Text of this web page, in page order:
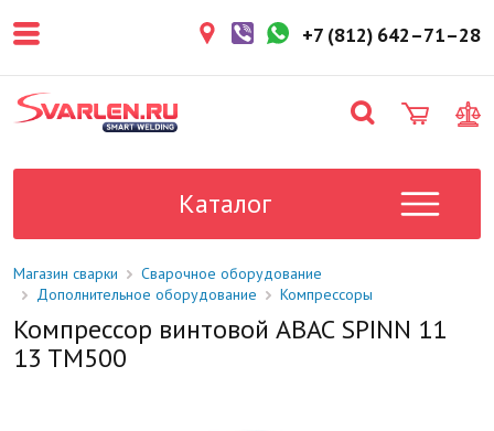
более 3 рабочих дней.
поставки в магазин: 1-2 рабочих
дня.
Данный товар отсутствует на
уточните у менеджера.
+7 (812) 642–71–28
Каталог
Магазин сварки
Сварочное оборудование
Дополнительное оборудование
Компрессоры
Компрессор винтовой ABAC SPINN 11
13 TM500